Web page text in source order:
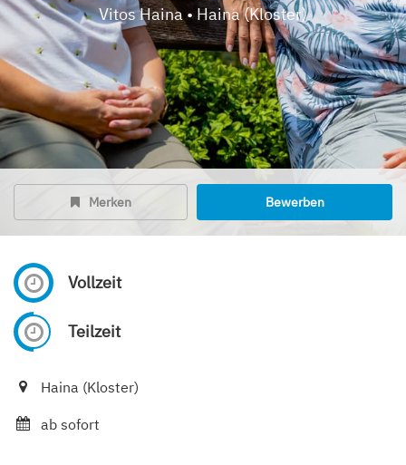
Vitos Haina • Haina (Kloster)
Merken Bewerben
Vollzeit
Teilzeit
Haina (Kloster)
ab sofort